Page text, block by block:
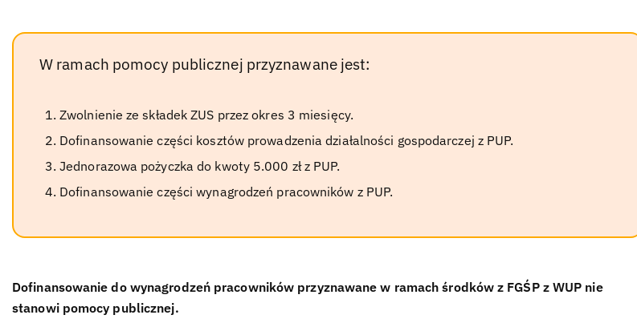
W ramach pomocy publicznej przyznawane jest:
Zwolnienie ze składek ZUS przez okres 3 miesięcy.
Dofinansowanie części kosztów prowadzenia działalności gospodarczej z PUP.
Jednorazowa pożyczka do kwoty 5.000 zł z PUP.
Dofinansowanie części wynagrodzeń pracowników z PUP.
Dofinansowanie do wynagrodzeń pracowników przyznawane w ramach środków z FGŚP z WUP nie
stanowi pomocy publicznej.